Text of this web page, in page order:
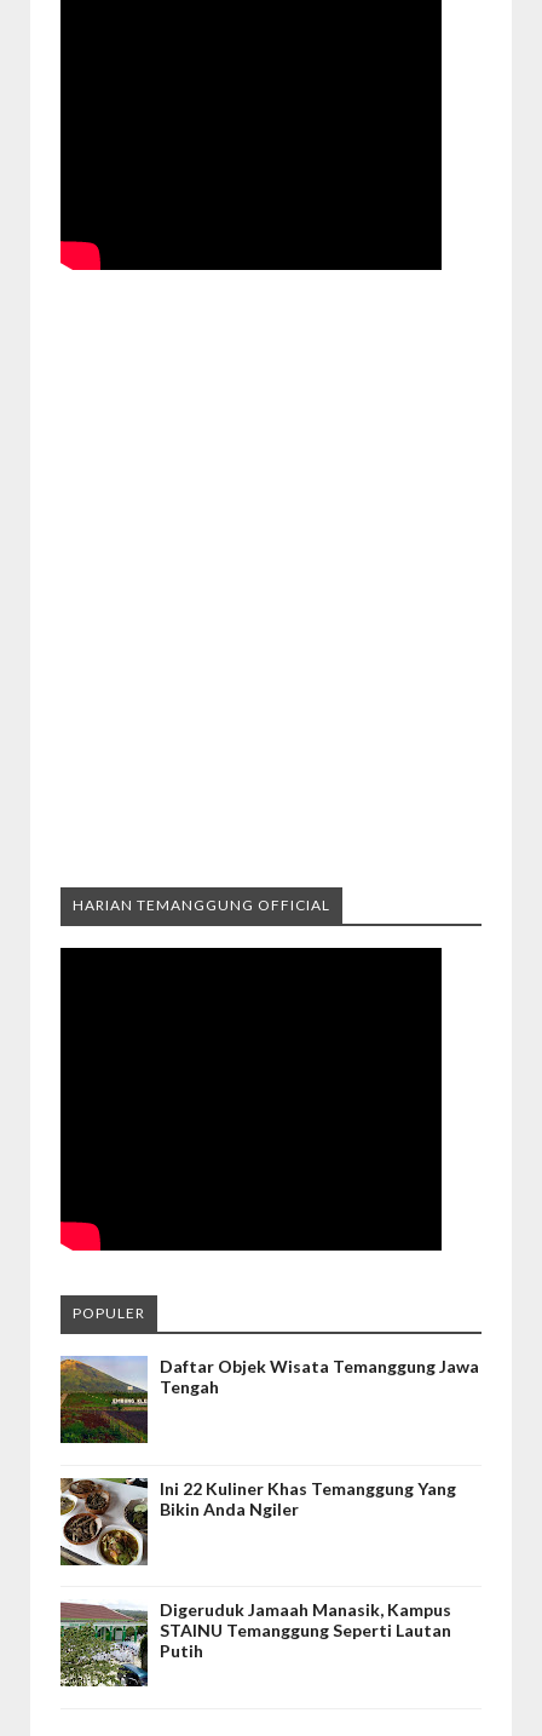
HARIAN TEMANGGUNG OFFICIAL
POPULER
Daftar Objek Wisata Temanggung Jawa
Tengah
Ini 22 Kuliner Khas Temanggung Yang
Bikin Anda Ngiler
Digeruduk Jamaah Manasik, Kampus
STAINU Temanggung Seperti Lautan
Putih